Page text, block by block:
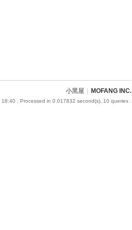
小黑屋 MOFANG INC.
18:40 , Processed in 0.017832 second(s), 10 queries .